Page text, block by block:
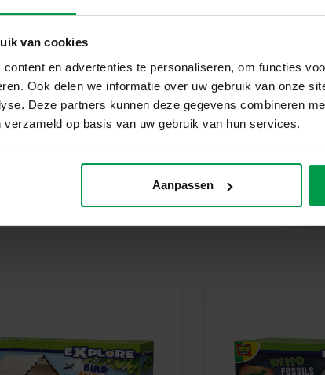
van cookies
en advertenties te personaliseren, om functies
Ook delen we informatie over uw gebruik van onze
Deze partners kunnen deze gegevens combineren
op basis van uw gebruik van hun services.
Aanpassen